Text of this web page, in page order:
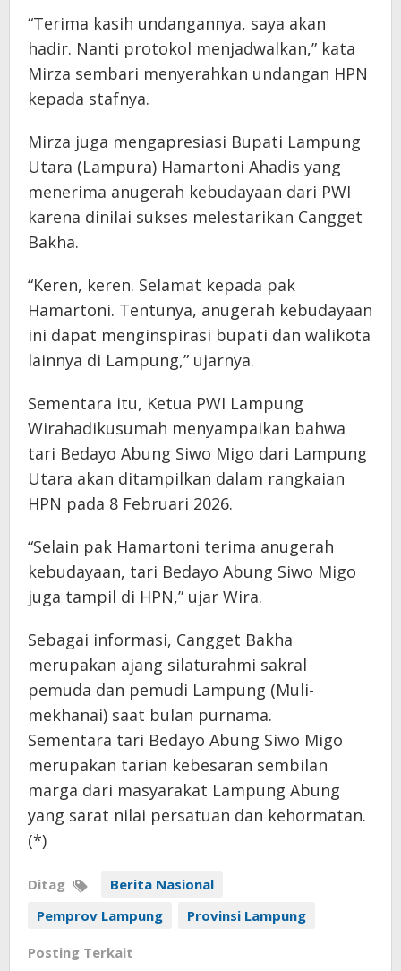
“Terima kasih undangannya, saya akan
hadir. Nanti protokol menjadwalkan,” kata
Mirza sembari menyerahkan undangan HPN
kepada stafnya.
Mirza juga mengapresiasi Bupati Lampung
Utara (Lampura) Hamartoni Ahadis yang
menerima anugerah kebudayaan dari PWI
karena dinilai sukses melestarikan Cangget
Bakha.
“Keren, keren. Selamat kepada pak
Hamartoni. Tentunya, anugerah kebudayaan
ini dapat menginspirasi bupati dan walikota
lainnya di Lampung,” ujarnya.
Sementara itu, Ketua PWI Lampung
Wirahadikusumah menyampaikan bahwa
tari Bedayo Abung Siwo Migo dari Lampung
Utara akan ditampilkan dalam rangkaian
HPN pada 8 Februari 2026.
“Selain pak Hamartoni terima anugerah
kebudayaan, tari Bedayo Abung Siwo Migo
juga tampil di HPN,” ujar Wira.
Sebagai informasi, Cangget Bakha
merupakan ajang silaturahmi sakral
pemuda dan pemudi Lampung (Muli-
mekhanai) saat bulan purnama.
Sementara tari Bedayo Abung Siwo Migo
merupakan tarian kebesaran sembilan
marga dari masyarakat Lampung Abung
yang sarat nilai persatuan dan kehormatan.
(*)
Ditag
Berita Nasional
Pemprov Lampung
Provinsi Lampung
Posting Terkait